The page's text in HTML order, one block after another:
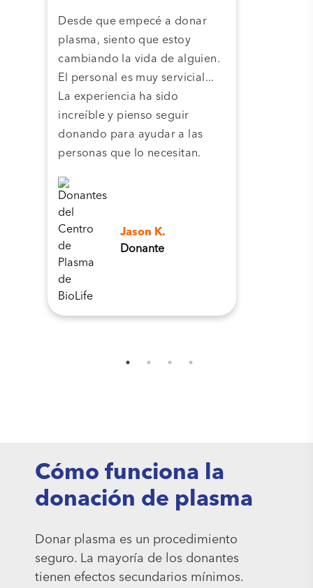
Desde que empecé a donar
plasma, siento que estoy
cambiando la vida de alguien.
El personal es muy servicial...
La experiencia ha sido
increíble y pienso seguir
donando para ayudar a las
personas que lo necesitan.
Jason K.
Donante
Cómo funciona la
donación de plasma
Donar plasma es un procedimiento
seguro. La mayoría de los donantes
tienen efectos secundarios mínimos.